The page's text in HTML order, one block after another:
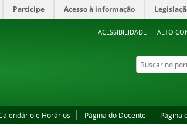
ACESSIBILIDADE ALTO
Participe Acesso à informação
Buscar no portal
e Horários Página do Docente Página